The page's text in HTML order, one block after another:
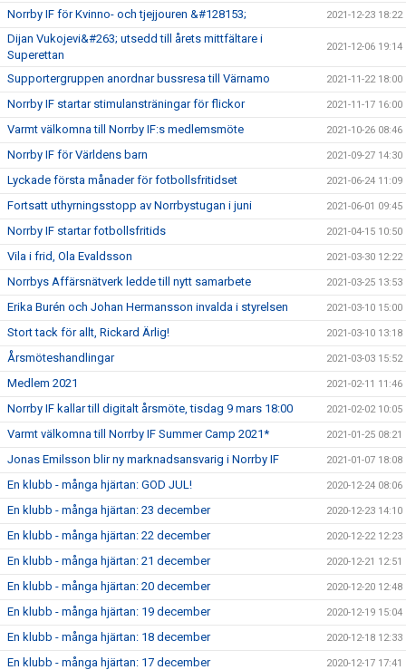
Norrby IF för Kvinno- och tjejjouren &#128153; 2021-12-23 18:22
Dijan Vukojevi&#263; utsedd till årets mittfältare i
Superettan
2021-12-06 19:14
Supportergruppen anordnar bussresa till Värnamo 2021-11-22 18:00
Norrby IF startar stimulansträningar för flickor 2021-11-17 16:00
Varmt välkomna till Norrby IF:s medlemsmöte 2021-10-26 08:46
Norrby IF för Världens barn 2021-09-27 14:30
Lyckade första månader för fotbollsfritidset 2021-06-24 11:09
Fortsatt uthyrningsstopp av Norrbystugan i juni 2021-06-01 09:45
Norrby IF startar fotbollsfritids 2021-04-15 10:50
Vila i frid, Ola Evaldsson 2021-03-30 12:22
Norrbys Affärsnätverk ledde till nytt samarbete 2021-03-25 13:53
Erika Burén och Johan Hermansson invalda i styrelsen 2021-03-10 15:00
Stort tack för allt, Rickard Ärlig! 2021-03-10 13:18
Årsmöteshandlingar 2021-03-03 15:52
Medlem 2021 2021-02-11 11:46
Norrby IF kallar till digitalt årsmöte, tisdag 9 mars 18:00 2021-02-02 10:05
Varmt välkomna till Norrby IF Summer Camp 2021* 2021-01-25 08:21
Jonas Emilsson blir ny marknadsansvarig i Norrby IF 2021-01-07 18:08
En klubb - många hjärtan: GOD JUL! 2020-12-24 08:06
En klubb - många hjärtan: 23 december 2020-12-23 14:10
En klubb - många hjärtan: 22 december 2020-12-22 12:23
En klubb - många hjärtan: 21 december 2020-12-21 12:51
En klubb - många hjärtan: 20 december 2020-12-20 12:48
En klubb - många hjärtan: 19 december 2020-12-19 15:04
En klubb - många hjärtan: 18 december 2020-12-18 12:33
En klubb - många hjärtan: 17 december 2020-12-17 17:41